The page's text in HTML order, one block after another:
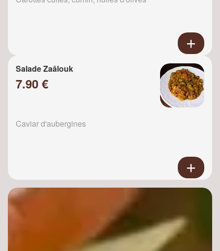
Salade Zaâlouk
7.90 €
Caviar d'aubergines